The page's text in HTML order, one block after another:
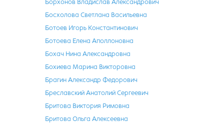
Борхонов Владислав Александрович
Босхолова Светлана Васильевна
Ботоев Игорь Константинович
Ботоева Елена Аполлоновна
Бохач Нина Александровна
Бохиева Марина Викторовна
Брагин Александр Федорович
Бреславский Анатолий Сергеевич
Бритова Виктория Римовна
Бритова Ольга Алексеевна